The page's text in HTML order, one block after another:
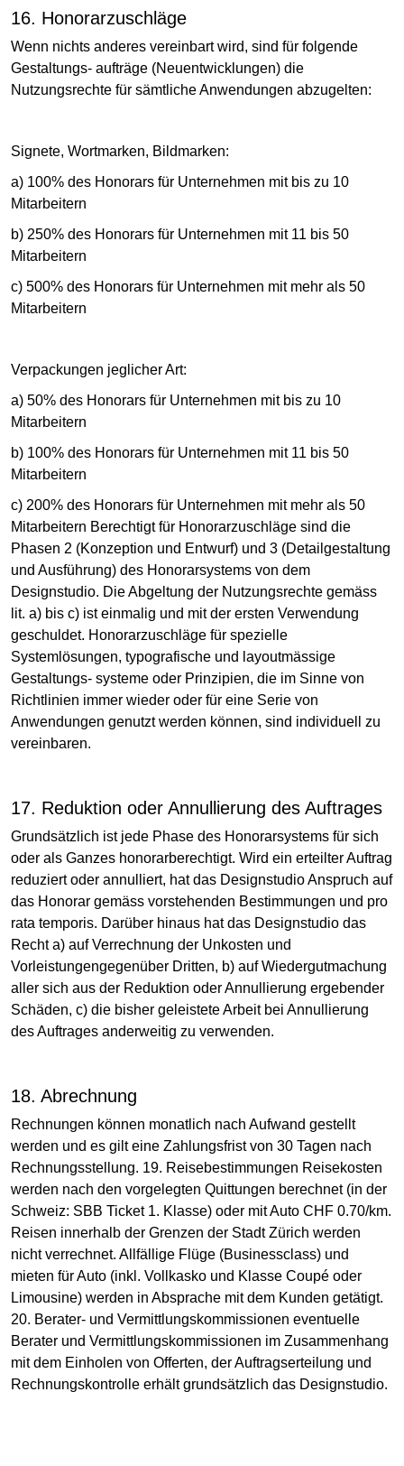
16. Honorarzuschläge
Wenn nichts anderes vereinbart wird, sind für folgende
Gestaltungs- aufträge (Neuentwicklungen) die
Nutzungsrechte für sämtliche Anwendungen abzugelten:
Signete, Wortmarken, Bildmarken:
a) 100% des Honorars für Unternehmen mit bis zu 10
Mitarbeitern
b) 250% des Honorars für Unternehmen mit 11 bis 50
Mitarbeitern
c) 500% des Honorars für Unternehmen mit mehr als 50
Mitarbeitern
Verpackungen jeglicher Art:
a) 50% des Honorars für Unternehmen mit bis zu 10
Mitarbeitern
b) 100% des Honorars für Unternehmen mit 11 bis 50
Mitarbeitern
c) 200% des Honorars für Unternehmen mit mehr als 50
Mitarbeitern Berechtigt für Honorarzuschläge sind die
Phasen 2 (Konzeption und Entwurf) und 3 (Detailgestaltung
und Ausführung) des Honorarsystems von dem
Designstudio. Die Abgeltung der Nutzungsrechte gemäss
lit. a) bis c) ist einmalig und mit der ersten Verwendung
geschuldet. Honorarzuschläge für spezielle
Systemlösungen, typografische und layoutmässige
Gestaltungs- systeme oder Prinzipien, die im Sinne von
Richtlinien immer wieder oder für eine Serie von
Anwendungen genutzt werden können, sind individuell zu
vereinbaren.
17. Reduktion oder Annullierung des Auftrages
Grundsätzlich ist jede Phase des Honorarsystems für sich
oder als Ganzes honorarberechtigt. Wird ein erteilter Auftrag
reduziert oder annulliert, hat das Designstudio Anspruch auf
das Honorar gemäss vorstehenden Bestimmungen und pro
rata temporis. Darüber hinaus hat das Designstudio das
Recht a) auf Verrechnung der Unkosten und
Vorleistungengegenüber Dritten, b) auf Wiedergutmachung
aller sich aus der Reduktion oder Annullierung ergebender
Schäden, c) die bisher geleistete Arbeit bei Annullierung
des Auftrages anderweitig zu verwenden.
18. Abrechnung
Rechnungen können monatlich nach Aufwand gestellt
werden und es gilt eine Zahlungsfrist von 30 Tagen nach
Rechnungsstellung. 19. Reisebestimmungen Reisekosten
werden nach den vorgelegten Quittungen berechnet (in der
Schweiz: SBB Ticket 1. Klasse) oder mit Auto CHF 0.70/km.
Reisen innerhalb der Grenzen der Stadt Zürich werden
nicht verrechnet. Allfällige Flüge (Businessclass) und
mieten für Auto (inkl. Vollkasko und Klasse Coupé oder
Limousine) werden in Absprache mit dem Kunden getätigt.
20. Berater- und Vermittlungskommissionen eventuelle
Berater und Vermittlungskommissionen im Zusammenhang
mit dem Einholen von Offerten, der Auftragserteilung und
Rechnungskontrolle erhält grundsätzlich das Designstudio.